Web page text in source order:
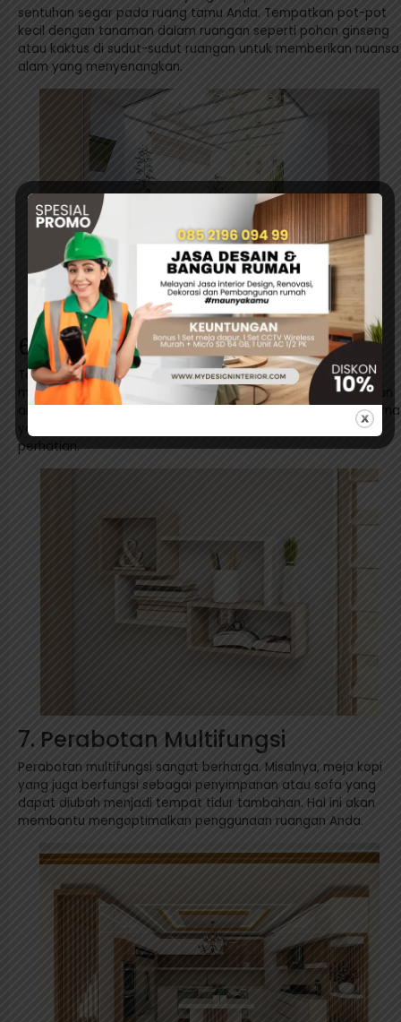
sentuhan segar pada ruang tamu Anda. Tempatkan pot-pot
kecil dengan tanaman dalam ruangan seperti pohon ginseng
atau kaktus di sudut-sudut ruangan untuk memberikan nuansa
alam yang menyenangkan.
6. Karya Seni Dinding Abstrak
Tambahkan elemen seni abstrak pada dinding untuk
memberikan sentuhan artistik pada ruang tamu Anda. Lukisan
abstrak dengan warna-warna yang serasi dengan palet warna
yang Anda pilih dapat menjadi titik fokus yang menarik
perhatian.
7. Perabotan Multifungsi
Perabotan multifungsi sangat berharga. Misalnya, meja kopi
yang juga berfungsi sebagai penyimpanan atau sofa yang
dapat diubah menjadi tempat tidur tambahan. Hal ini akan
membantu mengoptimalkan penggunaan ruangan Anda.